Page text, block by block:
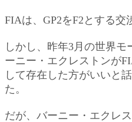
FIAは、GP2をF2とする交
しかし、昨年3月の世界
ーニー・エクレストンが
して存在した方がいいと
た。
だが、バーニー・エクレ